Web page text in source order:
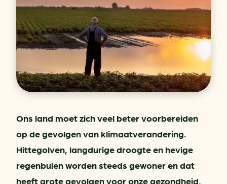
Ons land moet zich veel beter voorbereiden
op de gevolgen van klimaatverandering.
Hittegolven, langdurige droogte en hevige
regenbuien worden steeds gewoner en dat
heeft grote gevolgen voor onze gezondheid,